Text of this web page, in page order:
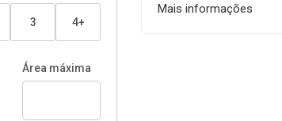
3 4+
Área máxima
Mais informações